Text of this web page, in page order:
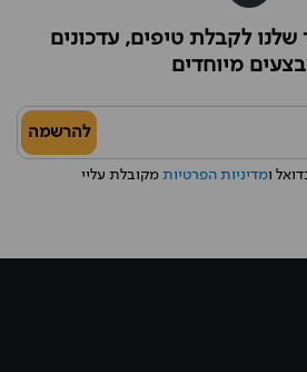
שלנו לקבלת טיפים, עדכונים
מיוחדים
ומדיניות הפרטיות מקובלת עליי
להרשמה